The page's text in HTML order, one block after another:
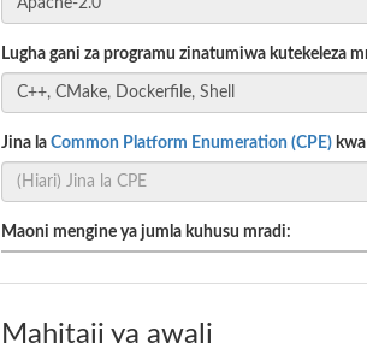
Lugha gani za programu zinatumiwa kutekeleza
Jina la Common Platform Enumeration (CPE)
Maoni mengine ya jumla kuhusu mradi:
Mahitaji ya awali